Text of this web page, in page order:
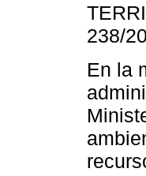
238/
En la